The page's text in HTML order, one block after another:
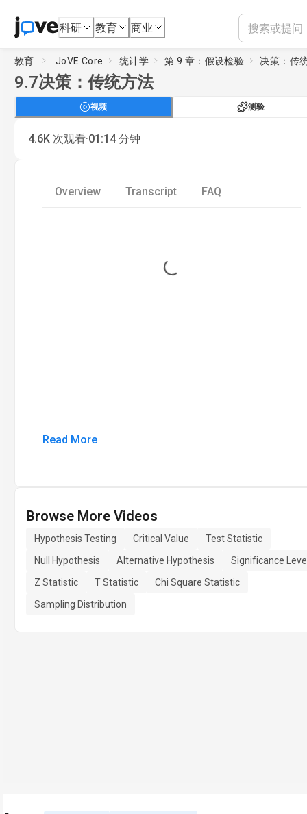
科研 教育 商业
教育 JoVE Core 统计学 第 9 章：假设检验 决策：传
9.7决策：传统方法
视频 测验
4.6K 次观看·01:14 分钟
Overview Transcript FAQ
Loading...
Read More
Browse More Videos
Hypothesis Testing Critical Value
Test Statistic
Null Hypothesis
Alternative Hypothesis
Significance
Z Statistic
T Statistic
Chi Square Statistic
Sampling Distribution